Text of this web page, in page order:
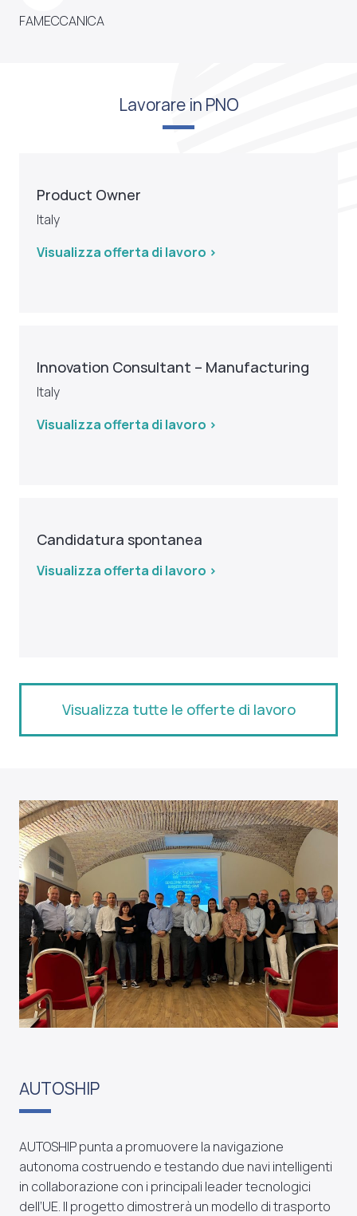
FAMECCANICA
Lavorare in PNO
Product Owner
Italy
Visualizza offerta di lavoro >
Innovation Consultant – Manufacturing
Italy
Visualizza offerta di lavoro >
Candidatura spontanea
Visualizza offerta di lavoro >
Visualizza tutte le offerte di lavoro
AUTOSHIP
AUTOSHIP punta a promuovere la navigazione
autonoma costruendo e testando due navi intelligenti
in collaborazione con i principali leader tecnologici
dell’UE. Il progetto dimostrerà un modello di trasporto